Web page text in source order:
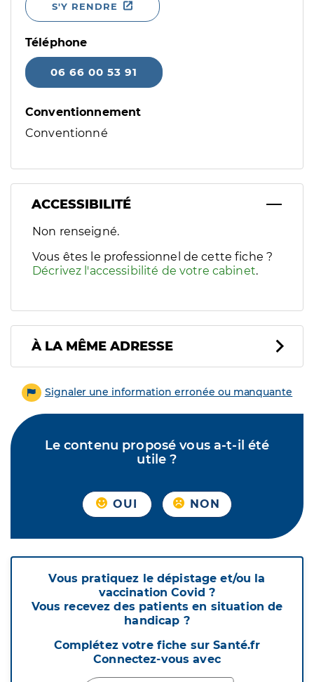
S'Y RENDRE
Téléphone
06 66 00 53 91
Conventionnement
Conventionné
ACCESSIBILITÉ
Filtres
Sélectionnez un ou plusieurs handicaps/besoins
Non renseigné.
Vous êtes le professionnel de cette fiche ?
Décrivez l'accessibilité de votre cabinet.
À LA MÊME ADRESSE
Signaler une information erronée ou manquante
Le contenu proposé vous a-t-il été
utile ?
OUI NON
Vous pratiquez le dépistage et/ou la
vaccination Covid ?
Vous recevez des patients en situation de
handicap ?
Complétez votre fiche sur Santé.fr
Connectez-vous avec